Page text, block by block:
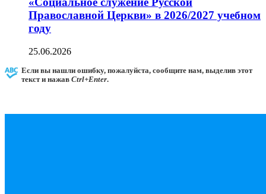
Православной Церкви» в 2026/2027 учебном
году
25.06.2026
Если вы нашли ошибку, пожалуйста, сообщите нам, выделив этот
текст и нажав Ctrl+Enter.